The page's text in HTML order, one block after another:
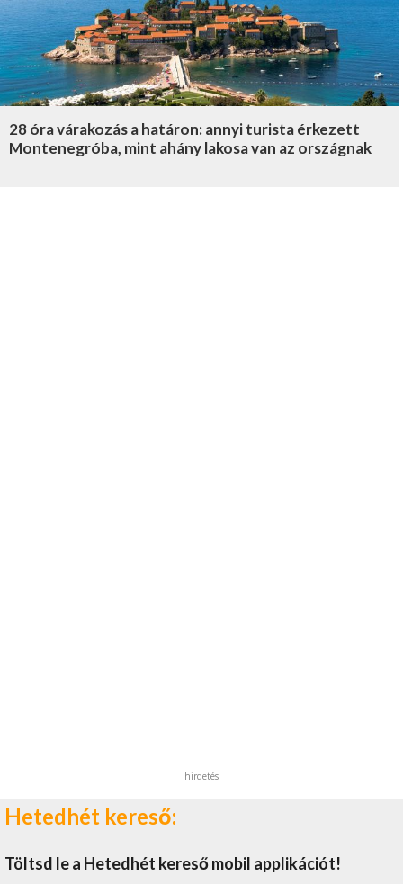
28 óra várakozás a határon: annyi turista érkezett
Montenegróba, mint ahány lakosa van az országnak
hirdetés
Hetedhét kereső:
Töltsd le a Hetedhét kereső mobil applikációt!